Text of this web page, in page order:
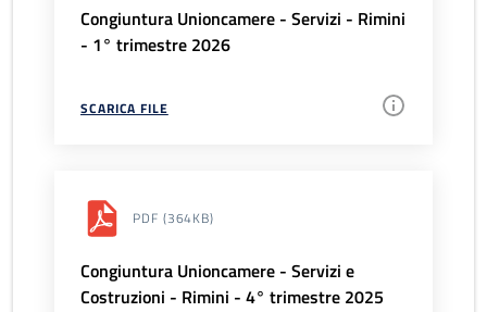
Congiuntura Unioncamere - Servizi - Rimini
- 1° trimestre 2026
SCARICA FILE
PDF (364KB)
Congiuntura Unioncamere - Servizi e
Costruzioni - Rimini - 4° trimestre 2025